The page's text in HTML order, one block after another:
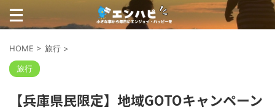
HOME > 旅行 >
旅行
【兵庫県民限定】地域GOTOキャンペーン